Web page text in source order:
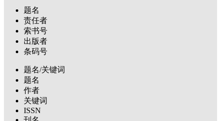
题名
责任者
索书号
出版者
条码号
题名/关键词
题名
作者
关键词
ISSN